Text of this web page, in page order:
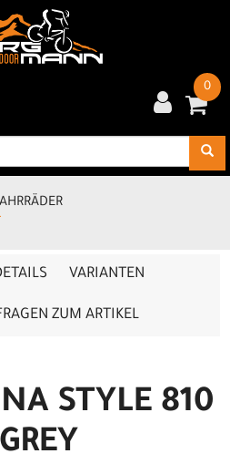
0
VARIANTEN
ZUM ARTIKEL
STYLE 810